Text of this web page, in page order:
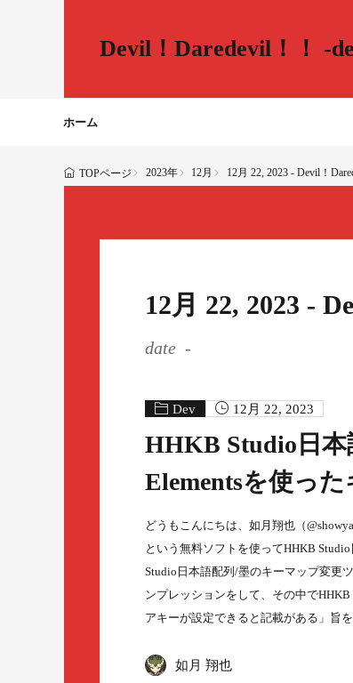
Devil！Daredevil！！ -
ホーム
TOPページ 2023年 12月 12月 22, 2023 - Devil！
12月 22, 2023 -
date
Dev 12月 22, 2023
HHKB Studio日
Elementsを使っ
どうもこんにちは、如月翔也（
という無料ソフトを使ってHHKB
Studio日本語配列/墨のキーマップ変更
ンプレッションをして、その中で
アキーが設定できると記載がある」
如月 翔也